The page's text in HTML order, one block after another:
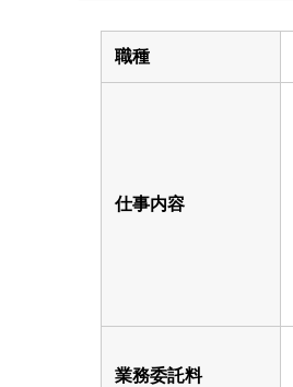
職種
仕事内容
業務委託料